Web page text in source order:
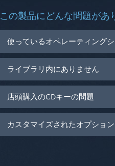
この製品にどんな問題があ
使っているオペレーティング
ライブラリ内にありません
店頭購入のCDキーの問題
カスタマイズされたオプショ